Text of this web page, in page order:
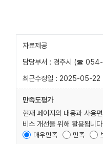
자료제공
담당부서 : 경주시 (☎
최근수정일 : 2025-05-22
만족도평가
현재 페이지의 내용과 사용
비스 개선을 위해 활용됩니
매우만족 만족